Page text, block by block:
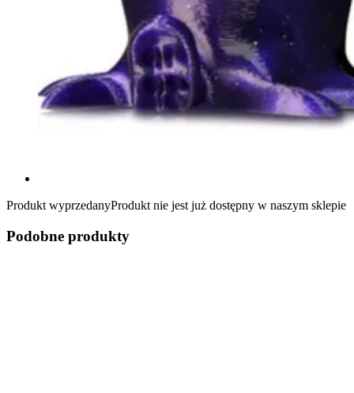
Produkt wyprzedanyProdukt nie jest już dostępny w naszym sklepie
Podobne produkty